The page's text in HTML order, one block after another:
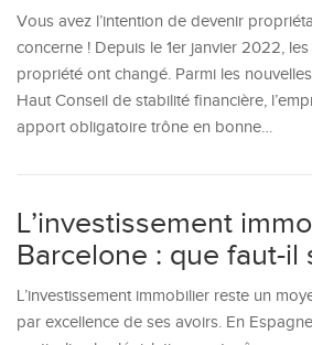
Vous avez l’intention de devenir
concerne ! Depuis le 1er janvier 2022,
propriété ont changé. Parmi les
Haut Conseil de stabilité financière,
apport obligatoire trône en bonne…
L’investissement
Barcelone : que faut-il
L’investissement immobilier reste un
par excellence de ses avoirs. En